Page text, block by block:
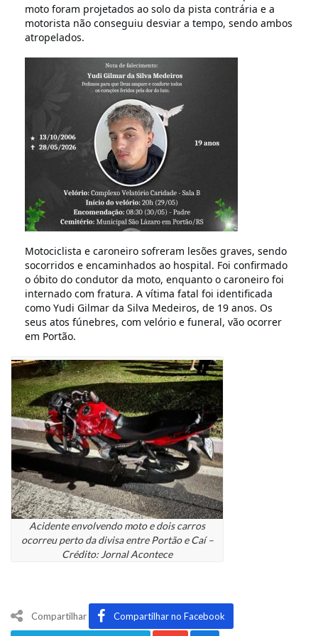
moto foram projetados ao solo da pista contrária e a
motorista não conseguiu desviar a tempo, sendo ambos
atropelados.
Motociclista e caroneiro sofreram lesões graves, sendo
socorridos e encaminhados ao hospital. Foi confirmado
o óbito do condutor da moto, enquanto o caroneiro foi
internado com fratura. A vítima fatal foi identificada
como Yudi Gilmar da Silva Medeiros, de 19 anos. Os
seus atos fúnebres, com velório e funeral, vão ocorrer
em Portão.
Acidente envolvendo moto e dois carros
ocorreu perto da divisa entre Portão e Caí –
Crédito: Jornal Acontece
Compartilhar Compartilhar no Facebook